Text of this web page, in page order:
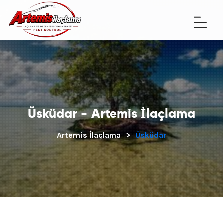
Üsküdar - Artemis İlaçlama
Artemis İlaçlama > Üsküdar